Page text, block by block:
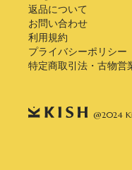
返品について
お問い合わせ
利用規約
プライバシーポリシー
特定商取引法・古物営
@2024